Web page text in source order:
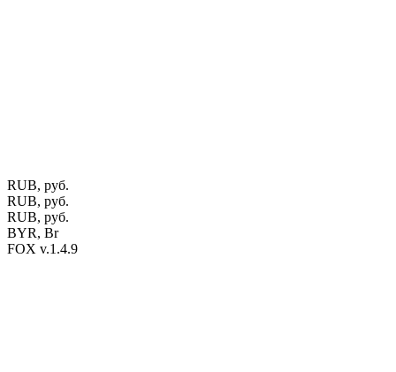
RUB, руб.
RUB, руб.
RUB, руб.
BYR, Br
FOX v.1.4.9